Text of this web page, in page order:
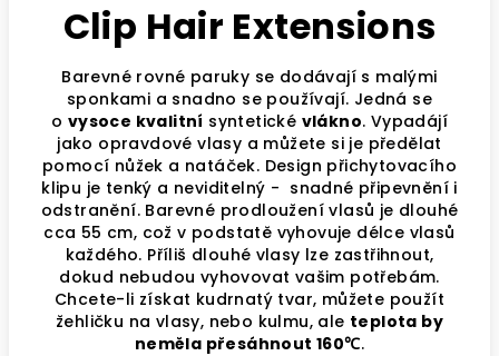
Clip Hair Extensions
Barevné rovné paruky se dodávají s malými
sponkami a snadno se používají. Jedná se
o vysoce kvalitní syntetické vlákno. Vypadájí
jako opravdové vlasy a můžete si je předělat
pomocí nůžek a natáček. Design přichytovacího
klipu je tenký a neviditelný - snadné připevnění i
odstranění. Barevné prodloužení vlasů je dlouhé
cca 55 cm, což v podstatě vyhovuje délce vlasů
každého. Příliš dlouhé vlasy lze zastřihnout,
dokud nebudou vyhovovat vašim potřebám.
Chcete-li získat kudrnatý tvar, můžete použít
žehličku na vlasy, nebo kulmu, ale teplota by
neměla přesáhnout 160℃.